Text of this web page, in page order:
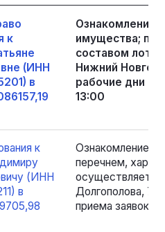
к
(ИНН
в
Ознакомление
имущества;
составом
Нижний
рабочие дни
13:00
к
(ИНН
в
Ознакомление
перечнем,
Долгополова,
приема заявок,